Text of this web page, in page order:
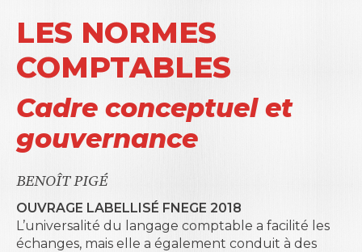
LES NORMES
COMPTABLES
Cadre conceptuel et
gouvernance
BENOÎT PIGÉ
OUVRAGE LABELLISÉ FNEGE 2018
L’universalité du langage comptable a facilité les
échanges, mais elle a également conduit à des